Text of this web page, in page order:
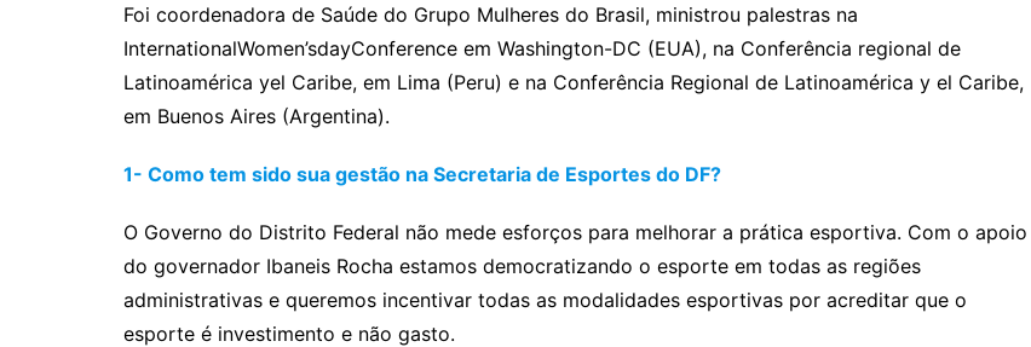
Foi coordenadora de Saúde do Grupo Mulheres do Brasil, ministrou palestras na
InternationalWomen’sdayConference em Washington-DC (EUA), na Conferência regional de
Latinoamérica yel Caribe, em Lima (Peru) e na Conferência Regional de Latinoamérica y el Caribe,
em Buenos Aires (Argentina).
1- Como tem sido sua gestão na Secretaria de Esportes do DF?
O Governo do Distrito Federal não mede esforços para melhorar a prática esportiva. Com o apoio
do governador Ibaneis Rocha estamos democratizando o esporte em todas as regiões
administrativas e queremos incentivar todas as modalidades esportivas por acreditar que o
esporte é investimento e não gasto.